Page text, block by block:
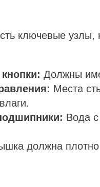
ключевые узлы,
Должны
Места
Вода
должна плотно